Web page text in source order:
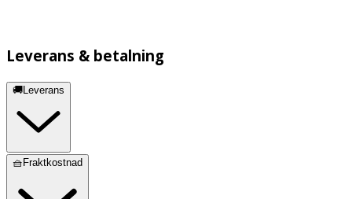
Leverans & betalning
🚚Leverans
🧺Fraktkostnad